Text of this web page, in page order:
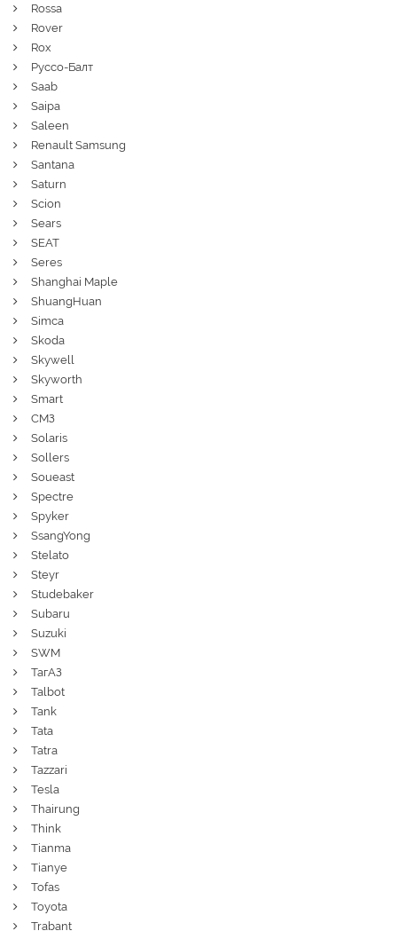
Rossa
Rover
Rox
Руссо-Балт
Saab
Saipa
Saleen
Renault Samsung
Santana
Saturn
Scion
Sears
SEAT
Seres
Shanghai Maple
ShuangHuan
Simca
Skoda
Skywell
Skyworth
Smart
СМЗ
Solaris
Sollers
Soueast
Spectre
Spyker
SsangYong
Stelato
Steyr
Studebaker
Subaru
Suzuki
SWM
ТагАЗ
Talbot
Tank
Tata
Tatra
Tazzari
Tesla
Thairung
Think
Tianma
Tianye
Tofas
Toyota
Trabant